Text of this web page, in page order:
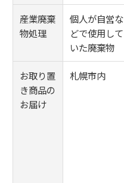
産業廃棄
物処理
個人が自営な
どで使用して
いた廃棄物
お取り置
き商品の
お届け
札幌市内